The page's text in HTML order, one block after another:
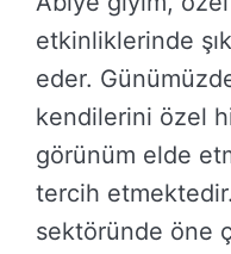
etkinliklerinde
eder.
kendilerini özel
görünüm elde
tercih
sektöründe öne